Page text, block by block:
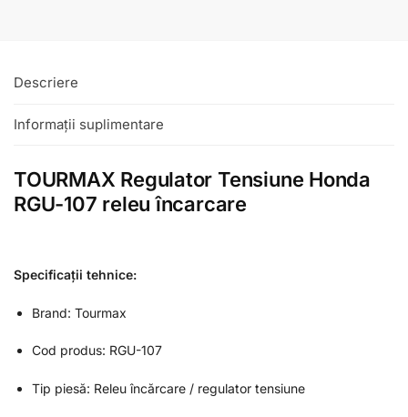
Descriere
Informații suplimentare
TOURMAX Regulator Tensiune Honda
RGU-107 releu încarcare
Specificații tehnice:
Brand: Tourmax
Cod produs: RGU-107
Tip piesă: Releu încărcare / regulator tensiune